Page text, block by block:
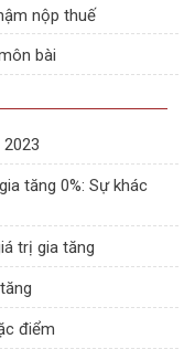
nộp thuế
bài
tăng 0%: Sự khác
trị gia tăng
điểm